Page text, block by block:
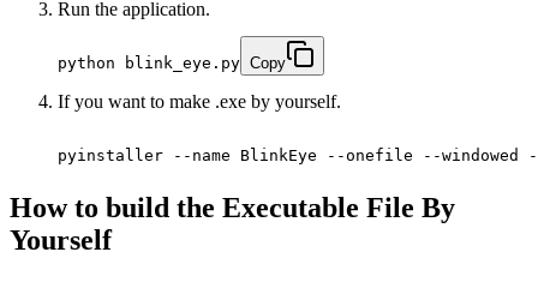
Run the application.
python blink_eye.py Copy
If you want to make .exe by yourself.
pyinstaller --name BlinkEye --onefile --
How to build the Executable File By
Yourself